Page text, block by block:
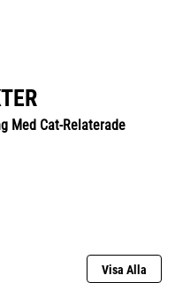
Med Cat-Relaterade
Visa Alla